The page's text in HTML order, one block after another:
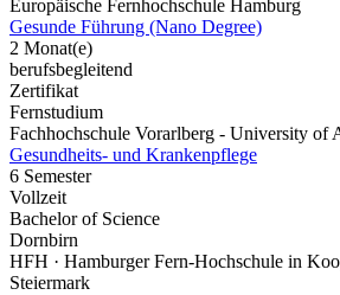
Europäische Fernhochschule Hamburg
Gesunde Führung (Nano Degree)
2 Monat(e)
berufsbegleitend
Zertifikat
Fernstudium
Fachhochschule Vorarlberg - University of
Gesundheits- und Krankenpflege
6 Semester
Vollzeit
Bachelor of Science
Dornbirn
HFH · Hamburger Fern-Hochschule in
Steiermark